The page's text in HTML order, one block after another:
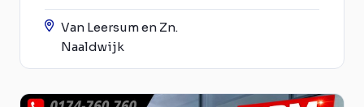
Van Leersum en Zn.
Naaldwijk